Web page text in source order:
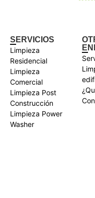
SERVICIOS
Limpieza
Residencial
Limpieza
Comercial
Limpieza Post
Construcción
Limpieza Power
Washer